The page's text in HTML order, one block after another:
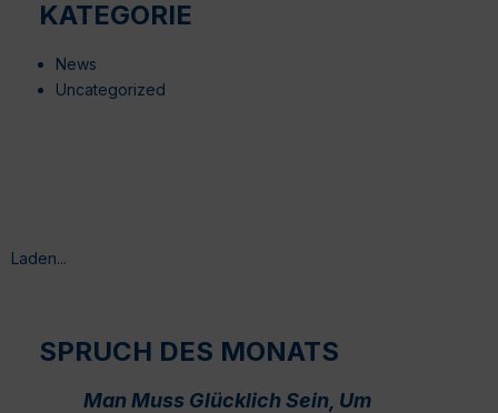
KATEGORIE
News
Uncategorized
Laden...
SPRUCH DES MONATS
Man Muss Glücklich Sein, Um